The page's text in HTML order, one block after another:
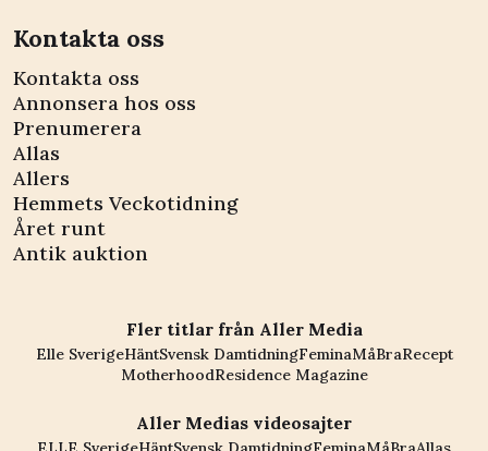
Kontakta oss
Kontakta oss
Annonsera hos oss
Prenumerera
Allas
Allers
Hemmets Veckotidning
Året runt
Antik auktion
Fler titlar från Aller Media
Elle SverigeHäntSvensk DamtidningFeminaMåBraRecept
MotherhoodResidence Magazine
Aller Medias videosajter